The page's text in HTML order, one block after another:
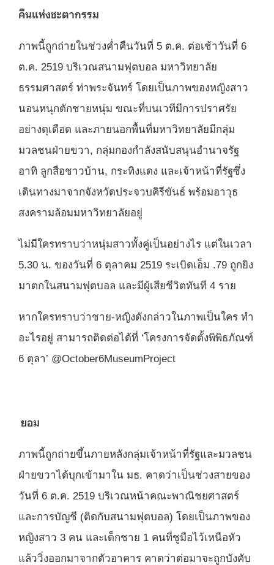
คืนแห่งชะตากรรม
ภาพนี้ถูกถ่ายในช่วงค่ำคืนวันที่ 5 ต.ค. ต่อเช้าวันที่ 6
ต.ค. 2519 บริเวณสนามฟุตบอล มหาวิทยาลัย
ธรรมศาสตร์​ ท่าพระจันทร์ โดยเป็นภาพของหญิงสาว
นอนหนุกตักชายหนุ่ม ขณะที่บนเวทีมีการปราศรัย
อย่างดุเดือด และภายนอกพื้นที่มหาวิทยาลัยมีกลุ่ม
มวลชนฝ่ายขวา, กลุ่มกองกำลังสนับสนุนอำนาจรัฐ
อาทิ ลูกสือชาวบ้าน, กระทิงแดง และเจ้าหน้าที่รัฐซึ่ง
เดินทางมาจากจังหวัดประจวบคิรีขันธ์ พร้อมอาวุธ
สงครามล้อมมหาวิทยาลัยอยู่
ไม่มีใครทราบว่าหนุ่มสาวทั้งคู่เป็นอย่างไร แต่ในเวลา
5.30 น. ของวันที่ 6 ตุลาคม 2519 ระเบิดเอ็ม .79 ถูกยิง
มาตกในสนามฟุตบอล และมีผู้เสียชีวิตทันที 4 ราย
หากใครทราบว่าชาย-หญิงดังกล่าวในภาพเป็นใคร ทำ
อะไรอยู่ สามารถติดต่อได้ที่ ‘โครงการจัดตั้งพิพิธภัณฑ์
6 ตุลา’ @October6MuseumProject
ยอม
ภาพนี้ถูกถ่ายขึ้นภายหลังกลุ่มเจ้าหน้าที่รัฐและมวลชน
ฝ่ายขวาได้บุกเข้ามาใน มธ. คาดว่าเป็นช่วงสายของ
วันที่ 6 ต.ค. 2519 บริเวณหน้าคณะพาณิชยศาสตร์
และการบัญชี (ติดกับสนามฟุตบอล) โดยเป็นภาพของ
หญิงสาว 3 คน และเด็กชาย 1 คนที่ชูมือไว้เหนือหัว
แล้ววิ่งออกมาจากตัวอาคาร คาดว่าต่อมาจะถูกบังคับ